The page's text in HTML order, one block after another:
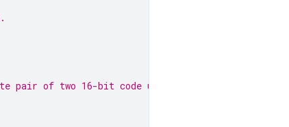
pair of two 16-bit code units '\ud83e\uddc0'.